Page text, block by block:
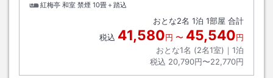
紅梅亭 和室 禁煙 10畳＋踏込
おとな2名 1泊 1部屋 合計
税込 41,580円 〜 45,540円
おとな1名 (2名1室)｜ 1泊
税込 20,790円〜22,770円